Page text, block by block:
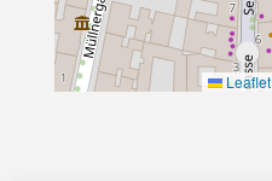
Leaflet